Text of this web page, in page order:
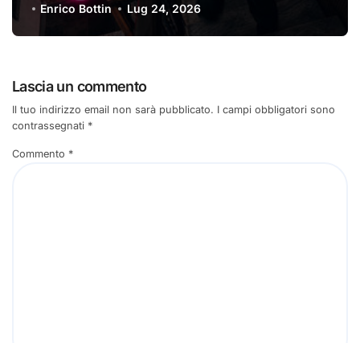
Enrico Bottin Lug 24, 2026
Lascia un commento
Il tuo indirizzo email non sarà pubblicato. I campi obbligatori sono
contrassegnati *
Commento *